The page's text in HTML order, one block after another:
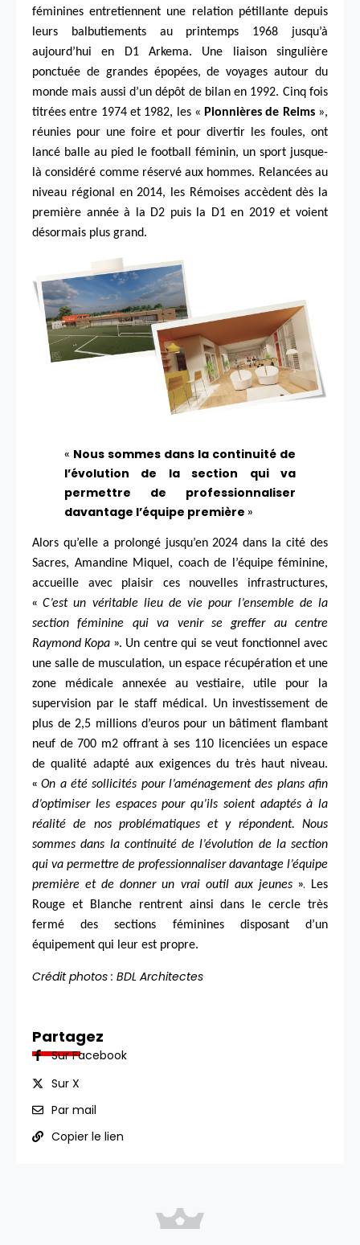
féminines entretiennent une relation pétillante depuis
leurs balbutiements au printemps 1968 jusqu’à
aujourd’hui en D1 Arkema. Une liaison singulière
ponctuée de grandes épopées, de voyages autour du
monde mais aussi d’un dépôt de bilan en 1992. Cinq fois
titrées entre 1974 et 1982, les «Pionnières de Reims»,
réunies pour une foire et pour divertir les foules, ont
lancé balle au pied le football féminin, un sport jusque-
là considéré comme réservé aux hommes. Relancées au
niveau régional en 2014, les Rémoises accèdent dès la
première année à la D2 puis la D1 en 2019 et voient
désormais plus grand.
« Nous sommes dans la continuité de
l’évolution de la section qui va
permettre de professionnaliser
davantage l’équipe première »
Alors qu’elle a prolongé jusqu’en 2024 dans la cité des
Sacres, Amandine Miquel, coach de l’équipe féminine,
accueille avec plaisir ces nouvelles infrastructures,
«C’est un véritable lieu de vie pour l’ensemble de la
section féminine qui va venir se greffer au centre
Raymond Kopa ». Un centre qui se veut fonctionnel avec
une salle de musculation, un espace récupération et une
zone médicale annexée au vestiaire, utile pour la
supervision par le staff médical. Un investissement de
plus de 2,5 millions d’euros pour un bâtiment flambant
neuf de 700 m2 offrant à ses 110 licenciées un espace
de qualité adapté aux exigences du très haut niveau.
«On a été sollicités pour l’aménagement des plans afin
d’optimiser les espaces pour qu’ils soient adaptés à la
réalité de nos problématiques et y répondent. Nous
sommes dans la continuité de l’évolution de la section
qui va permettre de professionnaliser davantage l’équipe
première et de donner un vrai outil aux jeunes ». Les
Rouge et Blanche rentrent ainsi dans le cercle très
fermé des sections féminines disposant d’un
équipement qui leur est propre.
Crédit photos : BDL Architectes
Partagez
Sur Facebook
Sur X
Par mail
Copier le lien